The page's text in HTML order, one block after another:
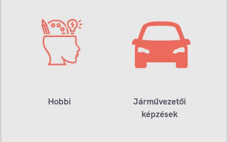
Hobbi
Járművezetői
képzések